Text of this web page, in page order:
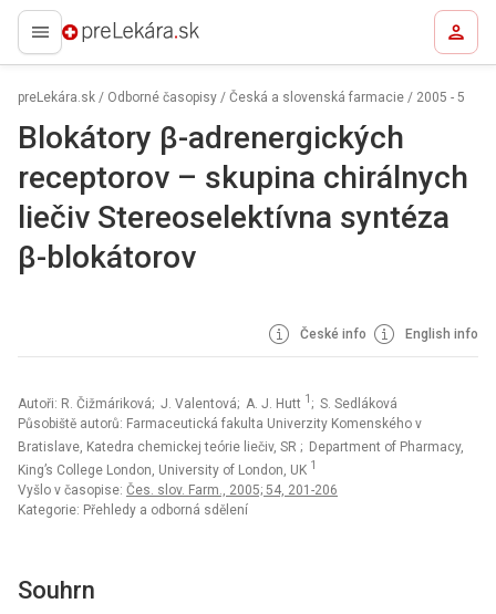
preLekára.sk
preLekára.sk / Odborné časopisy / Česká a slovenská farmacie / 2005 - 5
Blokátory β-adrenergických
receptorov – skupina chirálnych
liečiv Stereoselektívna syntéza
β-blokátorov
České info English info
Autoři: R. Čižmáriková; J. Valentová; A. J. Hutt 1 ; S. Sedláková
Působiště autorů: Farmaceutická fakulta Univerzity Komenského v
Bratislave, Katedra chemickej teórie liečiv, SR ; Department of Pharmacy,
King’s College London, University of London, UK 1
Vyšlo v časopise: Čes. slov. Farm., 2005; 54, 201-206
Kategorie: Přehledy a odborná sdělení
Souhrn